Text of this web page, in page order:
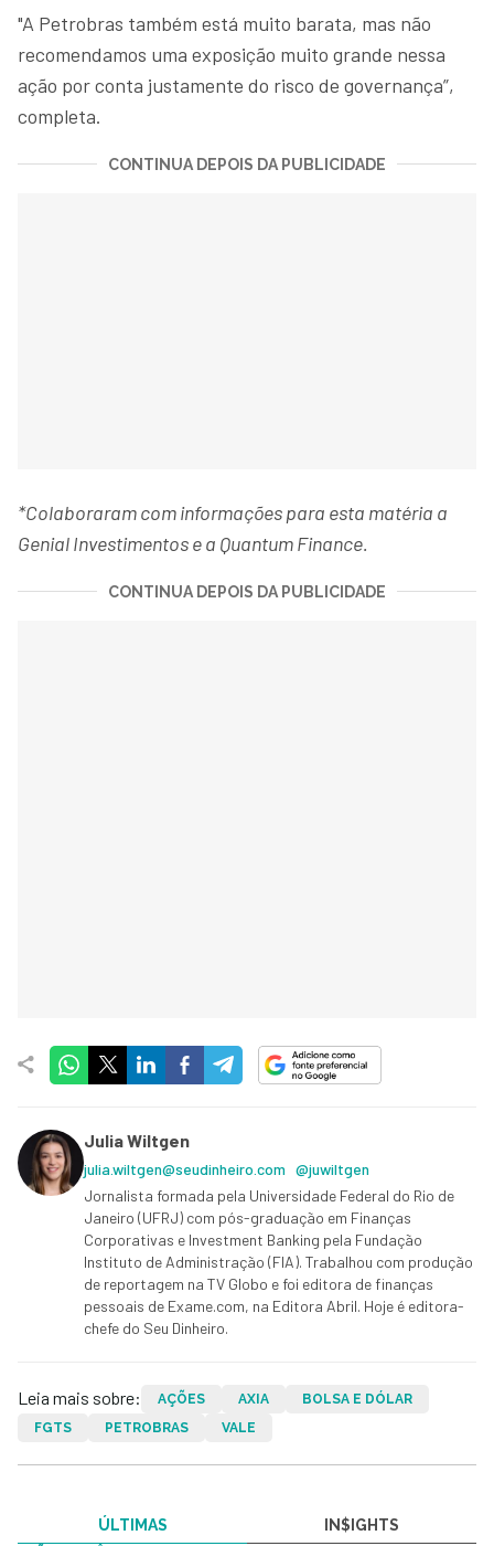
"A Petrobras também está muito barata, mas não
recomendamos uma exposição muito grande nessa
ação por conta justamente do risco de governança”,
completa.
CONTINUA DEPOIS DA PUBLICIDADE
*Colaboraram com informações para esta matéria a
Genial Investimentos e a Quantum Finance.
CONTINUA DEPOIS DA PUBLICIDADE
Julia Wiltgen
julia.wiltgen@seudinheiro.com @juwiltgen
Jornalista formada pela Universidade Federal do Rio de
Janeiro (UFRJ) com pós-graduação em Finanças
Corporativas e Investment Banking pela Fundação
Instituto de Administração (FIA). Trabalhou com produção
de reportagem na TV Globo e foi editora de finanças
pessoais de Exame.com, na Editora Abril. Hoje é editora-
chefe do Seu Dinheiro.
Leia mais sobre: AÇÕES AXIA
BOLSA E DÓLAR
FGTS
PETROBRAS VALE
ÚLTIMAS IN$IGHTS